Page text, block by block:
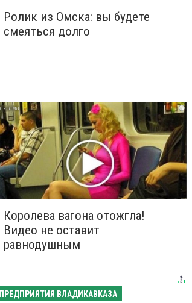
Ролик из Омска: вы будете
смеяться долго
i
Королева вагона отожгла!
Видео не оставит
равнодушным
ПРЕДПРИЯТИЯ ВЛАДИКАВКАЗА